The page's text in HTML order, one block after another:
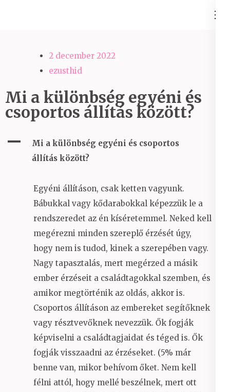
2 december 2022
ezusthid
Mi a különbség egyéni és
csoportos állítás között?
A
Mi a különbség egyéni és csoportos
állítás között?
Egyéni állításon, csak ketten vagyunk.
Bábukkal vagy kődarabokkal képezzük le a
rendszeredet az én kíséretemmel. Neked kell
megérezni minden szereplő érzését úgy,
hogy nem is tudod, kinek a szerepében vagy.
Nagy tapasztalás, mert megérzed a másik
ember érzéseit a családtagokkal szemben, és
amikor megtörténik az oldás, akkor is.
Csoportos állításon az embereket segítőknek
vagy résztvevőknek nevezzük. Ők fogják
képviselni a családtagjaidat és téged is. Ők
fogják visszaadni az érzéseket. (5% már
benne van, mikor behívom őket. Nem kell
félni attól, hogy mellé beszélnek, mert ott